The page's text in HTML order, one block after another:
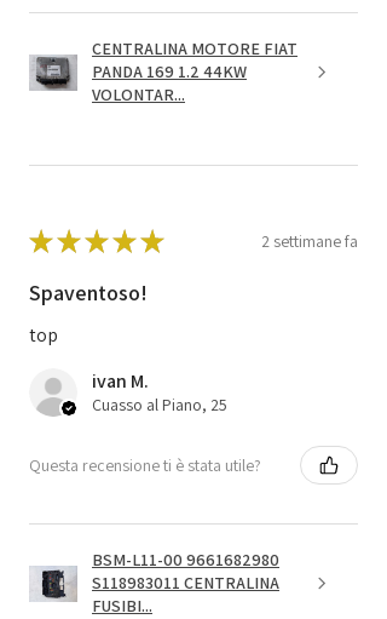
CENTRALINA MOTORE FIAT
PANDA 169 1.2 44KW
VOLONTAR...
★★★★★ 2 settimane fa
Spaventoso!
top
ivan M.
Cuasso al Piano, 25
Questa recensione ti è stata utile?
BSM-L11-00 9661682980
S118983011 CENTRALINA
FUSIBI...